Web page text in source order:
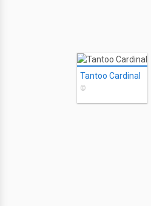
Tantoo Cardinal
©